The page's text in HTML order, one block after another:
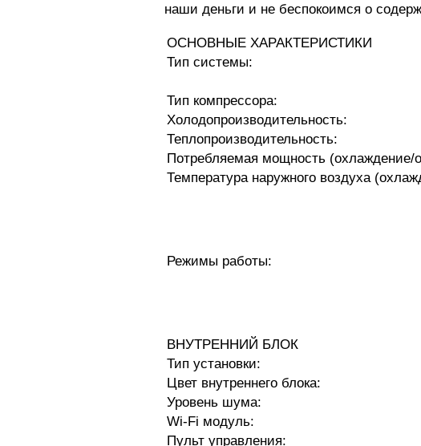
наши деньги и не беспокоимся о
ОСНОВНЫЕ ХАРАКТЕРИСТИКИ
Тип системы:
Тип компрессора:
Холодопроизводительность:
Теплопроизводительность:
Потребляемая мощность (охлаждение/
Температура наружного воздуха
Режимы работы:
ВНУТРЕННИЙ БЛОК
Тип установки:
Цвет внутреннего блока:
Уровень шума:
Wi-Fi модуль:
Пульт управления: